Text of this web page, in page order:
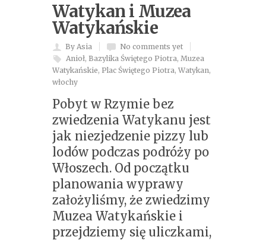
Watykan i Muzea
Watykańskie
By Asia
No comments yet
Anioł, Bazylika Świętego Piotra, Muzea
Watykańskie, Plac Świętego Piotra, Watykan,
włochy
Pobyt w Rzymie bez
zwiedzenia Watykanu jest
jak niezjedzenie pizzy lub
lodów podczas podróży po
Włoszech. Od początku
planowania wyprawy
założyliśmy, że zwiedzimy
Muzea Watykańskie i
przejdziemy się uliczkami,